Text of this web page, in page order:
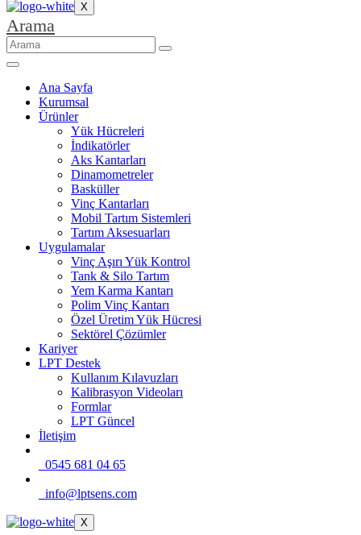
X
Arama
Ana Sayfa
Kurumsal
Ürünler
Yük Hücreleri
İndikatörler
Aks Kantarları
Dinamometreler
Basküller
Vinç Kantarları
Mobil Tartım Sistemleri
Tartım Aksesuarları
Uygulamalar
Vinç Aşırı Yük Kontrol
Tank & Silo Tartım
Yem Karma Kantarı
Polim Vinç Kantarı
Özel Üretim Yük Hücresi
Sektörel Çözümler
Kariyer
LPT Destek
Kullanım Kılavuzları
Kalibrasyon Videoları
Formlar
LPT Güncel
İletişim
0545 681 04 65
info@lptsens.com
X